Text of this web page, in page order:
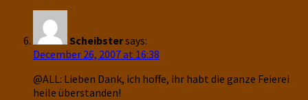
Scheibstersays:
December 26, 2007 at 16:38
@ALL: Lieben Dank, ich hoffe, ihr habt die ganze Feierei
heile überstanden!